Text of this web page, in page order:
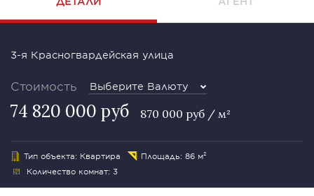
3-я Красногвардейская улица
Стоимость Выберите Валюту
74 820 000 руб 870 000 руб / м²
Тип объекта: Квартира
Площадь: 86 м²
Количество комнат: 3